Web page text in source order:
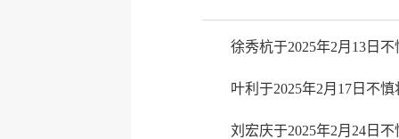
徐秀杭于2025年2月13日
叶利于2025年2月17日不
刘宏庆于2025年2月24日